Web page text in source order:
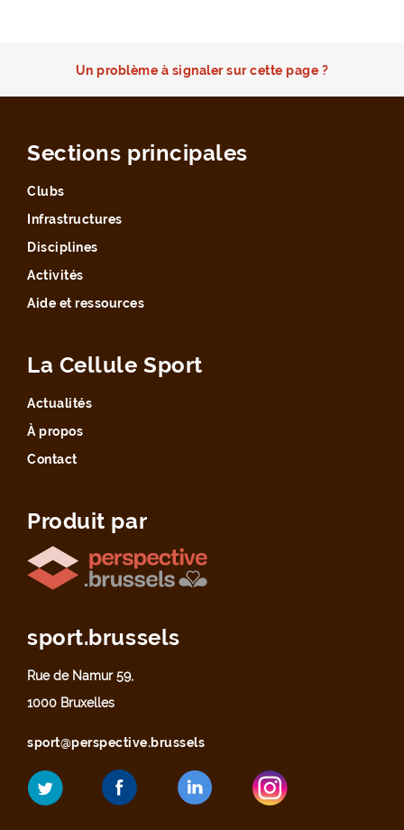
Un problème à signaler sur cette page ?
Sections principales
Clubs
Infrastructures
Disciplines
Activités
Aide et ressources
La Cellule Sport
Actualités
À propos
Contact
Produit par
sport.brussels
Rue de Namur 59,
1000 Bruxelles
sport@perspective.brussels